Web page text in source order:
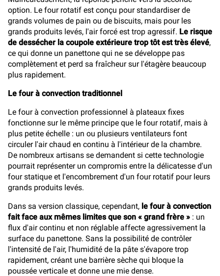
option. Le four rotatif est conçu pour standardiser de
grands volumes de pain ou de biscuits, mais pour les
grands produits levés, l'air forcé est trop agressif. Le risque
de dessécher la coupole extérieure trop tôt est très élevé,
ce qui donne un panettone qui ne se développe pas
complètement et perd sa fraîcheur sur l'étagère beaucoup
plus rapidement.
Le four à convection traditionnel
Le four à convection professionnel à plateaux fixes
fonctionne sur le même principe que le four rotatif, mais à
plus petite échelle : un ou plusieurs ventilateurs font
circuler l'air chaud en continu à l'intérieur de la chambre.
De nombreux artisans se demandent si cette technologie
pourrait représenter un compromis entre la délicatesse d'un
four statique et l'encombrement d'un four rotatif pour leurs
grands produits levés.
Dans sa version classique, cependant, le four à convection
fait face aux mêmes limites que son « grand frère » : un
flux d'air continu et non réglable affecte agressivement la
surface du panettone. Sans la possibilité de contrôler
l'intensité de l'air, l'humidité de la pâte s'évapore trop
rapidement, créant une barrière sèche qui bloque la
poussée verticale et donne une mie dense.